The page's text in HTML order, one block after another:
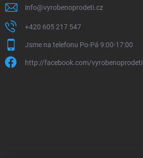
info@vyrobenoprodeti.cz
+420 605 217 547
Jsme na telefonu Po-Pá 9:00-17:00
http://facebook.com/vyrobenoprodeti